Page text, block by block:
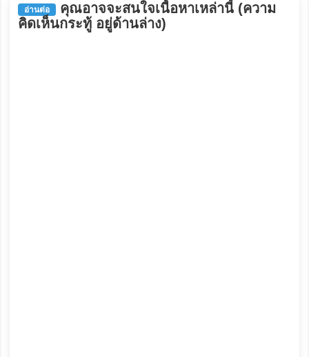
อ่านต่อ
คุณอาจจะสนใจเนื้อหาเหล่านี้ (ความ
คิดเห็นกระทู้ อยู่ด้านล่าง)